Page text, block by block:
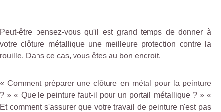
Peut-être pensez-vous qu'il est grand temps de donner à
votre clôture métallique une meilleure protection contre la
rouille. Dans ce cas, vous êtes au bon endroit.
« Comment préparer une clôture en métal pour la peinture
? » « Quelle peinture faut-il pour un portail métallique ? » «
Et comment s'assurer que votre travail de peinture n'est pas